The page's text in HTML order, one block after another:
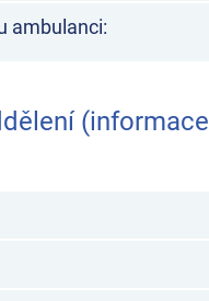
ambulanci: